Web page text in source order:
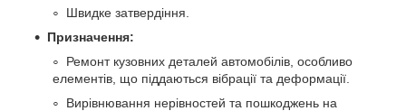
Швидке затвердіння.
Призначення:
Ремонт кузовних деталей автомобілів, особливо
елементів, що піддаються вібрації та деформації.
Вирівнювання нерівностей та пошкоджень на